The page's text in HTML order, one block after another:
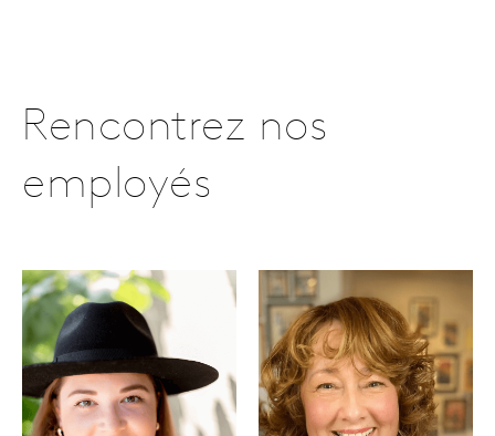
Rencontrez nos
employés